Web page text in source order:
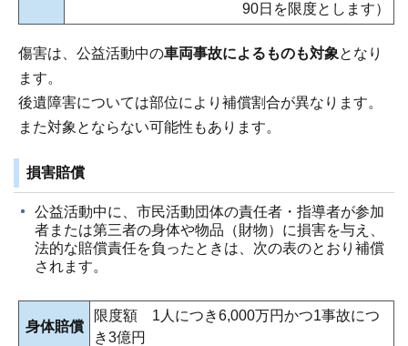
90日を限度とします）
傷害は、公益活動中の車両事故によるものも対象となり
ます。
後遺障害については部位により補償割合が異なります。
また対象とならない可能性もあります。
損害賠償
公益活動中に、市民活動団体の責任者・指導者が参加
者または第三者の身体や物品（財物）に損害を与え、
法的な賠償責任を負ったときは、次の表のとおり補償
されます。
身体賠償
限度額 1人につき6,000万円かつ1事故につ
き3億円